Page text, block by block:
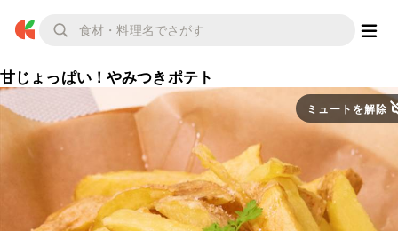
甘じょっぱい！やみつきポテト
ミュートを解除